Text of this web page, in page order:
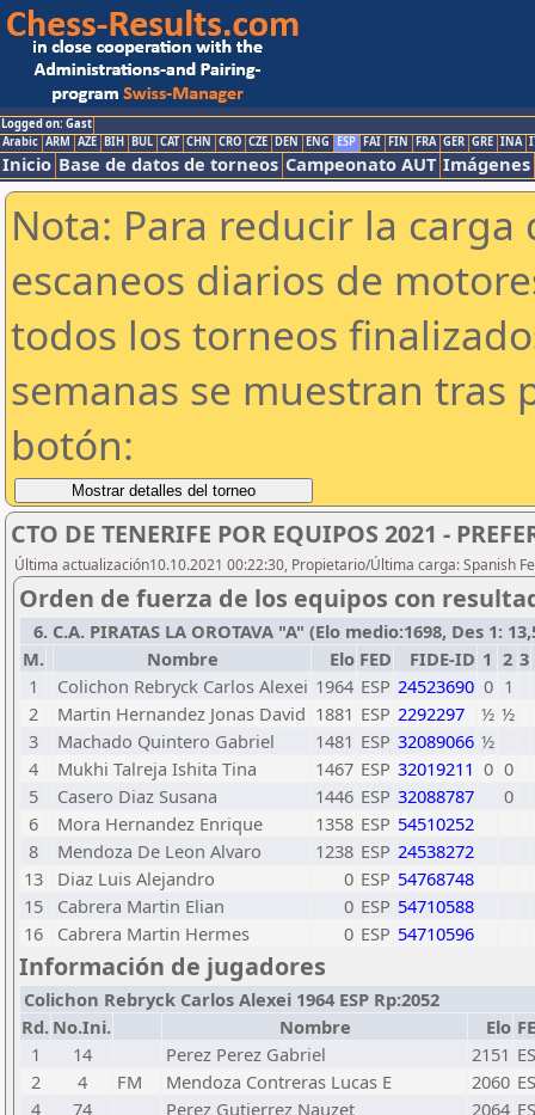
Logged on: Gast
Arabic ARM AZE BIH BUL CAT CHN CRO CZE DEN ENG ESP FAI FIN FRA GER GRE INA
Inicio Base de datos de torneos Campeonato AUT Imágenes
Nota: Para reducir la
escaneos diarios de
todos los torneos
semanas se muestran tras
botón:
CTO DE TENERIFE POR EQUIPOS 2021 -
Última actualización10.10.2021 00:22:30, Propietario/Última carga: Spanish
Orden de fuerza de los equipos con
6. C.A. PIRATAS LA OROTAVA "A" (Elo medio:1698, Des 1:
M.
Nombre Elo FED FIDE-ID 1 2 3
1
Colichon Rebryck Carlos Alexei 1964 ESP 24523690 0 1
2
Martin Hernandez Jonas David 1881 ESP 2292297 ½ ½
3
Machado Quintero Gabriel 1481 ESP 32089066 ½
4
Mukhi Talreja Ishita Tina 1467 ESP 32019211 0 0
5
Casero Diaz Susana 1446 ESP 32088787
0
6
Mora Hernandez Enrique 1358 ESP 54510252
8
Mendoza De Leon Alvaro 1238 ESP 24538272
13
Diaz Luis Alejandro 0 ESP 54768748
15
Cabrera Martin Elian 0 ESP 54710588
16
Cabrera Martin Hermes 0 ESP 54710596
Información de jugadores
Colichon Rebryck Carlos Alexei 1964 ESP Rp:2052
Rd. No.Ini. Nombre Elo
1
14 Perez Perez Gabriel 2151
2
4 FM Mendoza Contreras Lucas E 2060
4
74 Perez Gutierrez Nauzet 2064